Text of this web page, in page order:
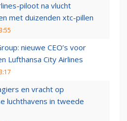
piloot na vlucht
met duizenden xtc-pillen
nieuwe CEO’s voor
Lufthansa City Airlines
en vracht op
luchthavens in tweede